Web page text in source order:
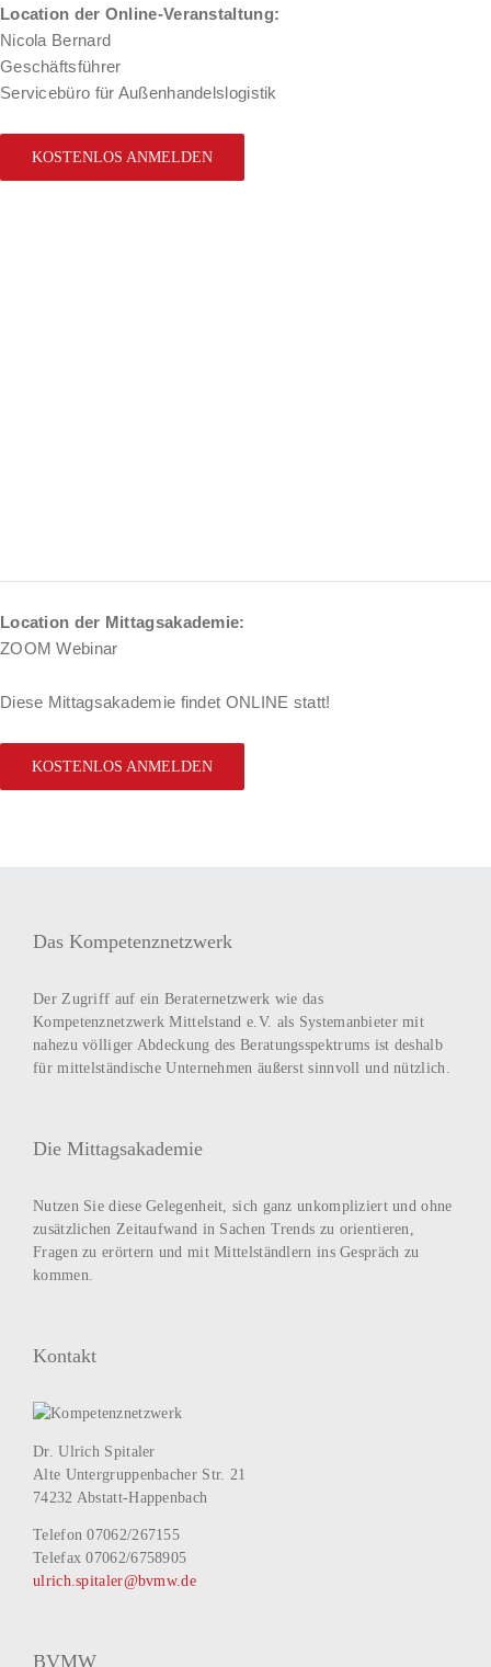
Location der Online-Veranstaltung:
Nicola Bernard
Geschäftsführer
Servicebüro für Außenhandelslogistik
KOSTENLOS ANMELDEN
Location der Mittagsakademie:
ZOOM Webinar
Diese Mittagsakademie findet ONLINE statt!
KOSTENLOS ANMELDEN
Das Kompetenznetzwerk
Der Zugriff auf ein Beraternetzwerk wie das
Kompetenznetzwerk Mittelstand e.V. als Systemanbieter mit
nahezu völliger Abdeckung des Beratungsspektrums ist deshalb
für mittelständische Unternehmen äußerst sinnvoll und nützlich.
Die Mittagsakademie
Nutzen Sie diese Gelegenheit, sich ganz unkompliziert und ohne
zusätzlichen Zeitaufwand in Sachen Trends zu orientieren,
Fragen zu erörtern und mit Mittelständlern ins Gespräch zu
kommen.
Kontakt
Dr. Ulrich Spitaler
Alte Untergruppenbacher Str. 21
74232 Abstatt-Happenbach
Telefon 07062/267155
Telefax 07062/6758905
ulrich.spitaler@bvmw.de
BVMW